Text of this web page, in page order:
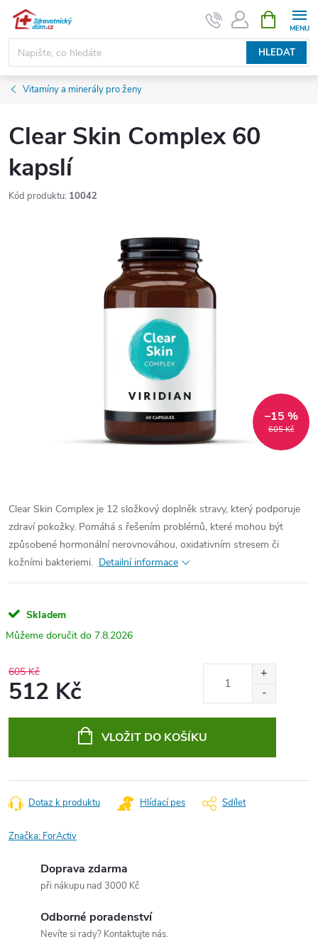
Přejít
obsah
HLEDAT
NÁKUPNÍ
KOŠÍK
Vitamíny a minerály pro ženy
Clear Skin Complex 60
kapslí
Kód produktu: 10042
605 Kč
–15 %
Clear Skin Complex je 12 složkový doplněk stravy, který podporuje
zdraví pokožky. Pomáhá s řešením problémů, které mohou být
způsobené hormonální nerovnováhou, oxidativním stresem či
kožními bakteriemi. Detailní informace
Skladem
7.8.2026
605 Kč
512 Kč
VLOŽIT DO KOŠÍKU
Dotaz k produktu Hlídací pes Sdílet
Značka: ForActiv
Doprava zdarma
při nákupu nad 3000 Kč
Odborné poradenství
Nevíte si rady? Kontaktujte nás.